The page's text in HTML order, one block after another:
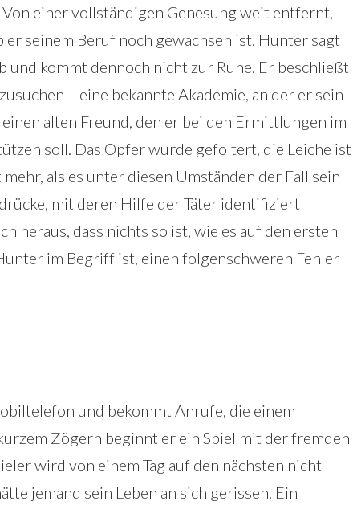
einer vollständigen Genesung weit entfernt,
er seinem Beruf noch gewachsen ist. Hunter sagt
und kommt dennoch nicht zur Ruhe. Er beschließt
– eine bekannte Akademie, an der er sein
alten Freund, den er bei den Ermittlungen im
soll. Das Opfer wurde gefoltert, die Leiche ist
als es unter diesen Umständen der Fall sein
mit deren Hilfe der Täter identifiziert
heraus, dass nichts so ist, wie es auf den ersten
im Begriff ist, einen folgenschweren Fehler
und bekommt Anrufe, die einem
Zögern beginnt er ein Spiel mit der fremden
wird von einem Tag auf den nächsten nicht
jemand sein Leben an sich gerissen. Ein